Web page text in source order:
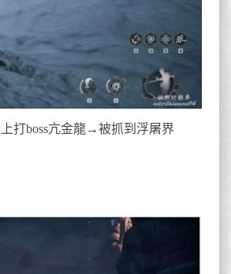
boss亢金龍→被抓到浮屠界